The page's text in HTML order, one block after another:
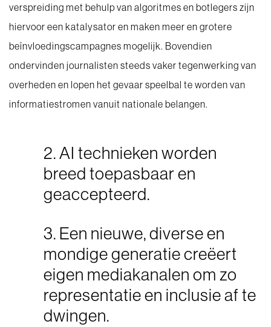
verspreiding met behulp van algoritmes en botlegers zijn
hiervoor een katalysator en maken meer en grotere
beïnvloedingscampagnes mogelijk. Bovendien
ondervinden journalisten steeds vaker tegenwerking van
overheden en lopen het gevaar speelbal te worden van
informatiestromen vanuit nationale belangen.
2. AI technieken worden
breed toepasbaar en
geaccepteerd.
3. Een nieuwe, diverse en
mondige generatie creëert
eigen mediakanalen om zo
representatie en inclusie af te
dwingen.